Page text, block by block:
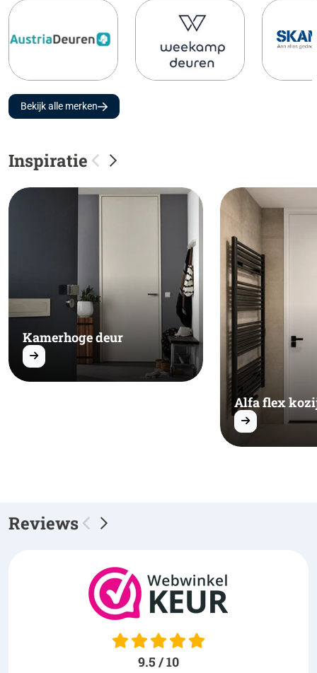
Bekijk alle merken
Inspiratie
Kamerhoge deur
Alfa flex
Reviews
9.5 / 10